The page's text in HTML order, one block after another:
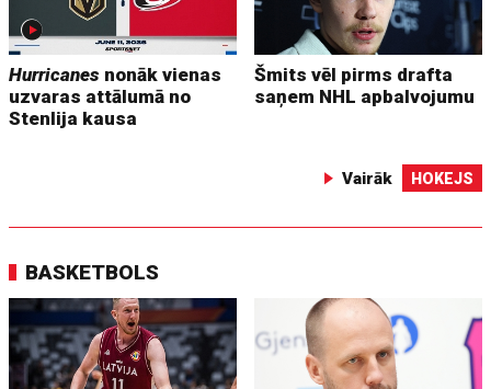
Hurricanes nonāk vienas
uzvaras attālumā no
Stenlija kausa
Šmits vēl pirms drafta
saņem NHL apbalvojumu
Vairāk HOKEJS
BASKETBOLS